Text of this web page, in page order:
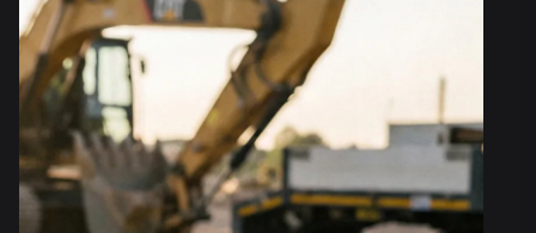
Mit Move Your Machine nutzen Sie die erste
autonome Logistikplattform für Maschinentransport.
als digitaler Feldpartner, der immer für Sie bereitsteht.
System automatisiert die Transportplanung und sorgt
Sie immer wissen, wo Ihr Traktor wann sein wird.